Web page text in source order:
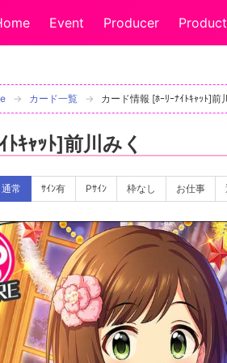
Event Producer
カード一覧 カード情報 [ﾎｰﾘｰﾅｲﾄｷｬｯﾄ]前
ﾄｷｬｯﾄ]前川みく
通常 ｻｲﾝ有 Pｻｲﾝ 枠なし お仕事